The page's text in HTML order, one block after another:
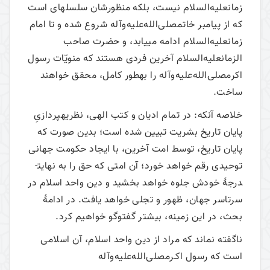
زمانعلیه‌السلام نیست، بلکه منظورشان سلسله­ای است
که از پیامبر خاتمصلی‌الله‌علیه‌وآله شروع شده و تا امام
زمانعلیه‌السلام ادامه می­یابد، و حضرت صاحب
الزمانعلیه‌السلام آخرین فردی هستند که منویّات رسول
اکرمصلی‌الله‌علیه‌وآله را به­طور کامل، محقق خواهند
ساخت.
خلاصه آنکه: در تمام ادیان و کتب الهی، نظریه­پردازیِ
پایان تاریخ بشریت تبیین شده است؛ بدین صورت که
پایان تاریخ، توسط امت آخرین، با ایجاد حکومت جهانی
توحیدی رقم خواهد خورد؛ آن امتی که حق را به نهایت­
درجۀ خودش جلوه خواهد بخشید و دین واحد اسلام در
سرتاسر جهان، ظهور و تجلی خواهد یافت. در ادامۀ
بحث، در این زمینه، بیشتر گفت­وگو خواهیم کرد.
ناگفته نماند که مراد از دین واحد اسلام، آن اسلامی
است که رسول اکـرمصلی‌الله‌علیه‌وآله